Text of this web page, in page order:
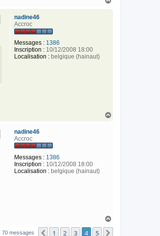
nadine46
Accroc
Messages : 1386
Inscription : 10/12/2008 18:00
Localisation : belgique (hainaut)
nadine46
Accroc
Messages : 1386
Inscription : 10/12/2008 18:00
Localisation : belgique (hainaut)
70 messages Précédent
1 2 3 4 5